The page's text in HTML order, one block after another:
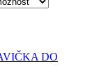
DO